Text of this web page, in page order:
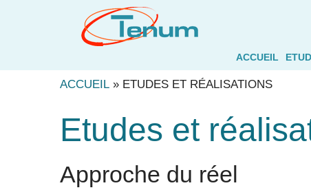
ACCUEIL
ACCUEIL » ETUDES ET RÉALISATIONS
Etudes et
Approche du réel